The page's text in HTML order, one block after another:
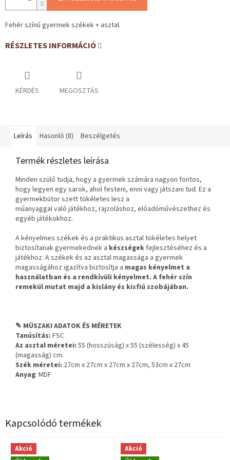
Fehér színű gyermek székek + asztal.
RÉSZLETES INFORMÁCIÓ
KÉRDÉS MEGOSZTÁS
Kapcsolódó termékek
Akció
Akció
Leírás Hasonló (8) Beszélgetés
Termék részletes leírása
Minden szülő tudja, hogy a gyermek számára nagyon fontos,
hogy legyen egy sarok, ahol festeni, enni vagy játszani tud. Ez a
gyermekbútor szett tökéletes lesz a
műanyaggal való játékhoz, rajzoláshoz, előadóművészethez és
egyéb játékokhoz.
A kényelmes székek és a praktikus asztal tökéletes helyet
biztosítanak gyermekednek a készségekfejlesztéséhez és a
játékhoz. A székek és az asztal magassága a gyermek
magasságához igazítva biztosítja a magas kényelmet a
használatban és a rendkívüli kényelmet. A fehér szín
remekül mutat majd a kislány és kisfiú szobájában.
✎ MŰSZAKI ADATOK ÉS MÉRETEK
Tanúsítás: FSC
Az asztal méretei: 55 (hosszúság) x 55 (szélesség) x 45
(magasság) cm.
Szék méretei: 27cm x 27cm x 27cm x 27cm, 53cm x 27cm
Anyag: MDF